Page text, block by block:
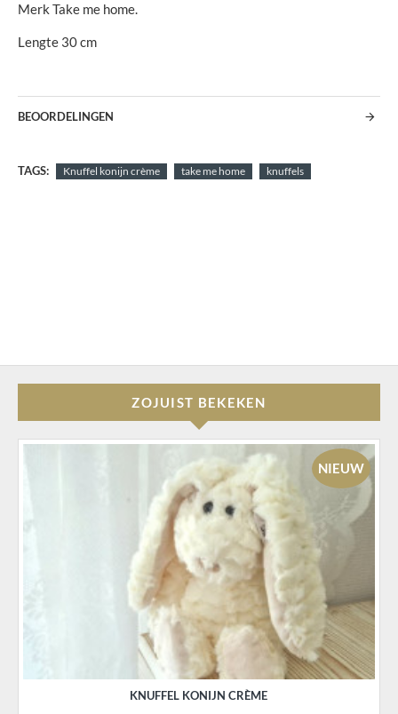
Merk Take me home.
Lengte 30 cm
BEOORDELINGEN
TAGS: Knuffel konijn crème take me home knuffels
ZOJUIST BEKEKEN
NIEUW
KNUFFEL KONIJN CRÈME